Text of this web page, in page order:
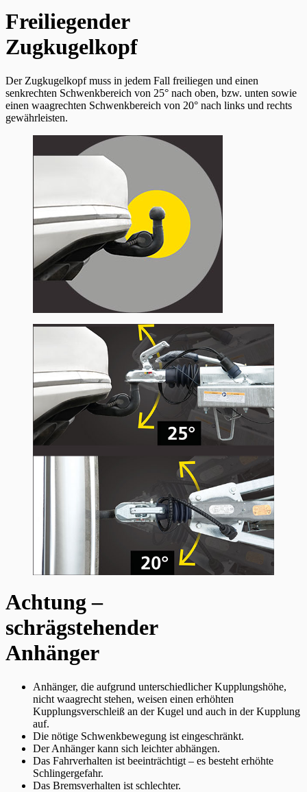
Freiliegender
Zugkugelkopf
Der Zugkugelkopf muss in jedem Fall freiliegen und einen
senkrechten Schwenkbereich von 25° nach oben, bzw. unten sowie
einen waagrechten Schwenkbereich von 20° nach links und rechts
gewährleisten.
Achtung –
schrägstehender
Anhänger
Anhänger, die aufgrund unterschiedlicher Kupplungshöhe,
nicht waagrecht stehen, weisen einen erhöhten
Kupplungsverschleiß an der Kugel und auch in der Kupplung
auf.
Die nötige Schwenkbewegung ist eingeschränkt.
Der Anhänger kann sich leichter abhängen.
Das Fahrverhalten ist beeinträchtigt – es besteht erhöhte
Schlingergefahr.
Das Bremsverhalten ist schlechter.